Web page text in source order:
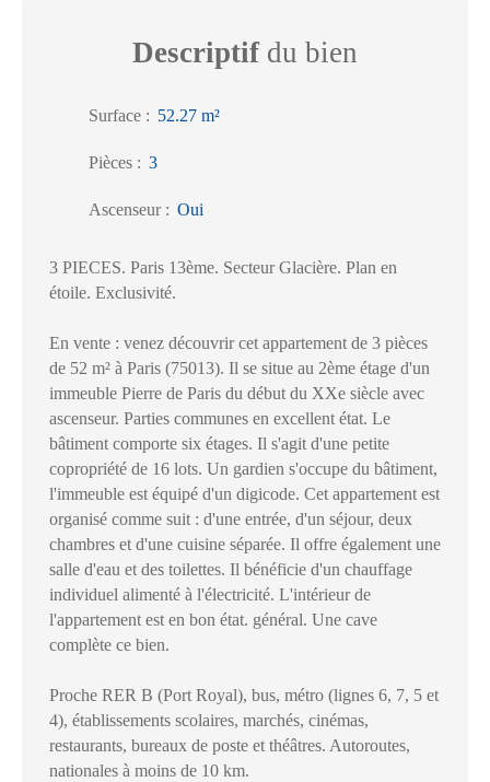
Descriptifdu bien
Surface : 52.27 m²
Pièces : 3
Ascenseur: Oui
3 PIECES. Paris 13ème. Secteur Glacière. Plan en
étoile. Exclusivité.
En vente : venez découvrir cet appartement de 3 pièces
de 52 m² à Paris (75013). Il se situe au 2ème étage d'un
immeuble Pierre de Paris du début du XXe siècle avec
ascenseur. Parties communes en excellent état. Le
bâtiment comporte six étages. Il s'agit d'une petite
copropriété de 16 lots. Un gardien s'occupe du bâtiment,
l'immeuble est équipé d'un digicode. Cet appartement est
organisé comme suit : d'une entrée, d'un séjour, deux
chambres et d'une cuisine séparée. Il offre également une
salle d'eau et des toilettes. Il bénéficie d'un chauffage
individuel alimenté à l'électricité. L'intérieur de
l'appartement est en bon état. général. Une cave
complète ce bien.
Proche RER B (Port Royal), bus, métro (lignes 6, 7, 5 et
4), établissements scolaires, marchés, cinémas,
restaurants, bureaux de poste et théâtres. Autoroutes,
nationales à moins de 10 km.